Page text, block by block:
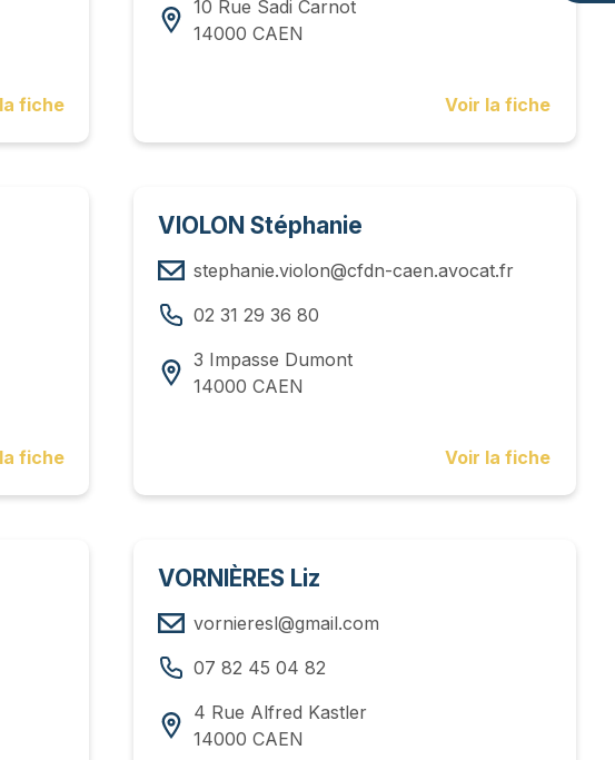
fiche
10 Rue Sadi Carnot
14000 CAEN
Voir la fiche
fiche
VIOLON Stéphanie
stephanie.violon@cfdn-caen.avocat.fr
02 31 29 36 80
3 Impasse Dumont
14000 CAEN
Voir la fiche
VORNIÈRES Liz
vornieresl@gmail.com
07 82 45 04 82
4 Rue Alfred Kastler
14000 CAEN